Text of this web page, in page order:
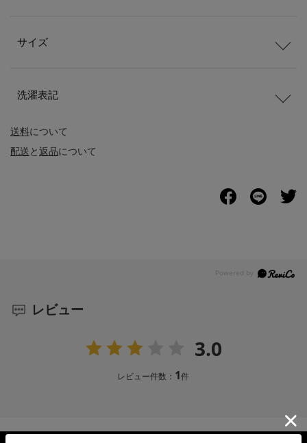
送料について
配送と返品について
サイズ
洗濯表記
レビュー
3.0
レビュー件数： 1件